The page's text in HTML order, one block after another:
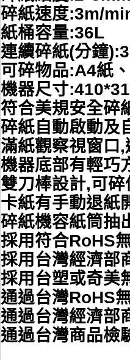
碎紙速度:3m/
紙桶容量:36L
連續碎紙(分鐘
可碎物品:A4紙
機器尺寸
符合美規安全碎
碎紙自動啟動及
滿紙觀察視窗口
機器底部有輕巧
雙刀棒設計,可
卡紙有手動退紙
碎紙機容紙筒抽
採用符合RoHS
採用台灣經濟部
採用台塑或奇美
通過台灣RoHS
通過台灣經濟部
通過台灣商品檢